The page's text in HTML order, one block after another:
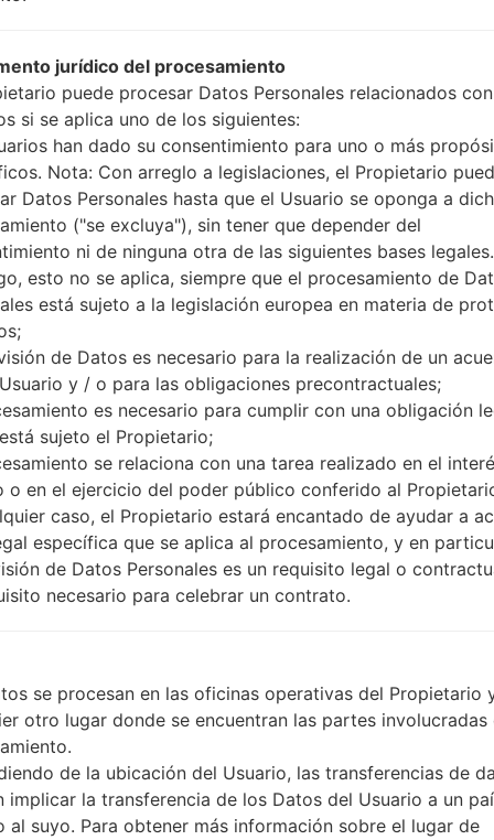
8GB
microSD, hasta 32 GB (ranura
Red y Datos
1 Micro SIM
GSM 850/900/1800/1900 MHz
UMTS 850/900/2100 MHz
LTE 700/900/1800/2600
-
GPRS/EDGE/UMTS/HSUPA/
Pantalla
5.0 pulgadas (~70.5%
IPS LCD
720 x 1280 píxeles (~294
16M colores
Batería y Teclado
-
Interfaces
3.5mm jack
versión 4.1, A2DP, LE
No
A-GPS, Geotagging, QuickGPS
Wi-Fi802.11b/g/n, Wi-Fi Direct,
jurídico del procesamiento
puede procesar Datos Personales relacionados
si se aplica uno de los siguientes:
han dado su consentimiento para uno o más
Nota: Con arreglo a legislaciones, el Propietario
Datos Personales hasta que el Usuario se oponga a
("se excluya"), sin tener que depender del
ni de ninguna otra de las siguientes bases
esto no se aplica, siempre que el procesamiento de
está sujeto a la legislación europea en materia de
de Datos es necesario para la realización de un
y / o para las obligaciones precontractuales;
es necesario para cumplir con una obligación
sujeto el Propietario;
se relaciona con una tarea realizado en el
o en el ejercicio del poder público conferido al
caso, el Propietario estará encantado de ayudar a
específica que se aplica al procesamiento, y en
de Datos Personales es un requisito legal o
necesario para celebrar un contrato.
se procesan en las oficinas operativas del Propietario
otro lugar donde se encuentran las partes involucradas
de la ubicación del Usuario, las transferencias de
implicar la transferencia de los Datos del Usuario a un
al suyo. Para obtener más información sobre el lugar de